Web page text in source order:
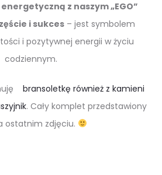
z naszym „EGO”
i sukces – jest symbolem
i pozytywnej energii w życiu
codziennym.
bransoletkę również z kamieni
. Cały komplet przedstawiony
ostatnim zdjęciu.